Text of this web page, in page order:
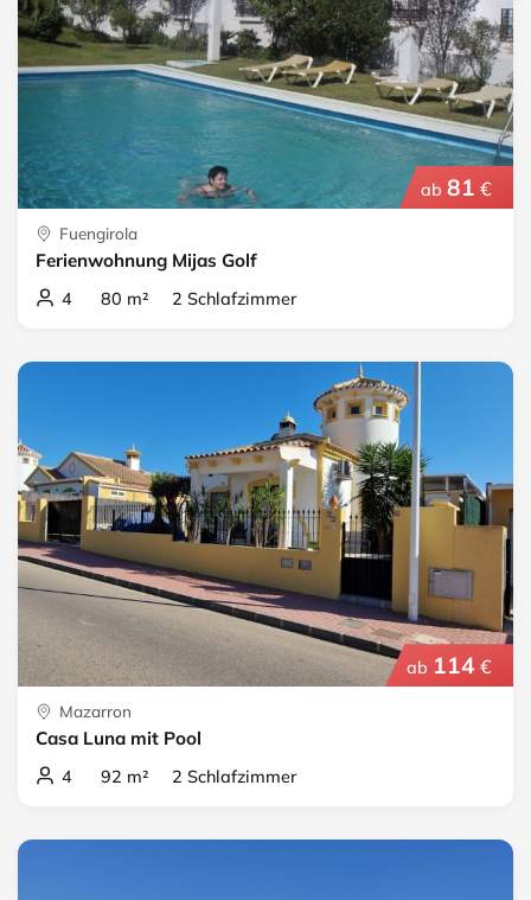
ab 81 €
Fuengirola
Ferienwohnung Mijas Golf
4 80 m² 2 Schlafzimmer
ab 114 €
Mazarron
Casa Luna mit Pool
4 92 m² 2 Schlafzimmer